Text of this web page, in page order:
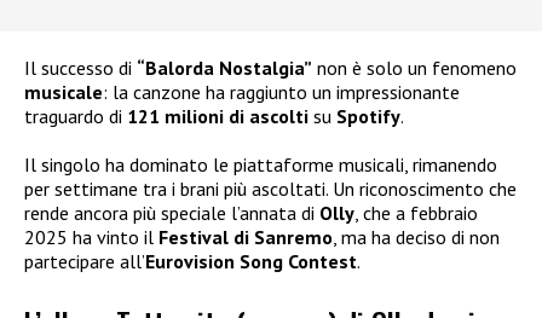
Il successo di “Balorda Nostalgia” non è solo un fenomeno
musicale: la canzone ha raggiunto un impressionante
traguardo di 121 milioni di ascolti su Spotify.
Il singolo ha dominato le piattaforme musicali, rimanendo
per settimane tra i brani più ascoltati. Un riconoscimento che
rende ancora più speciale l’annata di Olly , che a febbraio
2025 ha vinto il Festival di Sanremo , ma ha deciso di non
partecipare all’Eurovision Song Contest.